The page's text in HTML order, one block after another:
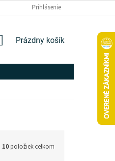
ÚDAJOVPrihlásenie
NÁKUPNÝ
Prázdny košík
10položiek celkom